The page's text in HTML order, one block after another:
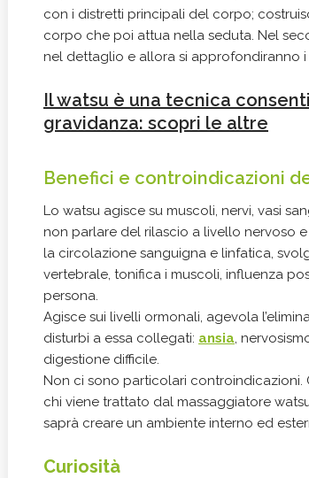
con i distretti principali del corpo;
corpo che poi attua nella seduta. Nel
nel dettaglio e allora si approfondiranno
Il watsu è una tecnica
gravidanza: scopri le altre
Benefici e controindicazioni
Lo watsu agisce su muscoli, nervi, vasi
non parlare del rilascio a livello nervoso
la circolazione sanguigna e linfatica,
vertebrale, tonifica i muscoli, influenza
persona.
Agisce sui livelli ormonali, agevola
disturbi a essa collegati: ansia,
digestione difficile.
Non ci sono particolari
chi viene trattato dal massaggiatore
saprà creare un ambiente interno ed
Curiosità